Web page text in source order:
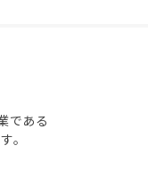
である
。